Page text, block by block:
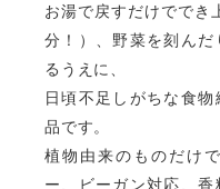
お湯で戻すだけででき
分！）、野菜を刻ん
るうえに、
日頃不足しがちな食
品です。
植物由来のものだけ
ー、ビーガン対応、